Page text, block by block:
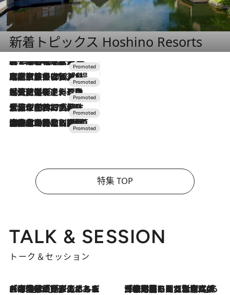
新着トピックス Hoshino Resorts
2026.8.7
【トンボの足水浴】ヒノキの香りに包まれて涼感マックス！約13℃の湧水かけ流しを避暑地「星野温泉 トンボの湯」で体験
2026.7.31
【ホテル帰省】という選択肢をOMOが提案。家族とほどよい距離を保つには「昼は実家、夜は気兼ねなくホテルで！」
2026.7.24
【夏限定ディナーコース】旬を迎える稚鮎や花ズッキーニなどをイタリア・トスカーナの郷土料理の手法で満喫！
2026.7.17
「土佐和ハーブかき氷」がOMO7高知に登場！生姜、山椒、大葉など目にも舌にも涼を呼ぶ郷土の味
2026.7.10
NEW OPEN！【界 草津】名湯の地に誕生。趣の異なる2種の温泉と上州ならではの会席・蕎麦割烹など美食を味わう究極の癒やし旅
特集 TOP
TALK & SESSION
トーク＆セッション
2026.8.3
「今後値上げがあるとすれば…」「リスクがあるのは今年の冬」エネルギー専門家が語る、ホルムズ海峡封鎖が家庭にもたらす“ある心配” 2026.8.3
「住宅建てられない…」「サーチャージ料の高値が続いている」ホルムズ海峡封鎖による影響はいつまで続く？《エネルギー専門家に聞く“どうなる日本の暮らし”》